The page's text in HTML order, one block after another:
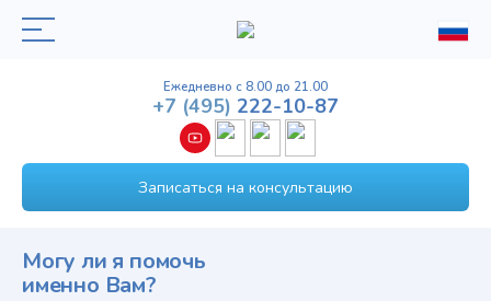
Ежедневно с 8.00 до 21.00
Записаться на консультацию
+7 (495) 222-10-87
Могу ли я помочь
именно Вам?